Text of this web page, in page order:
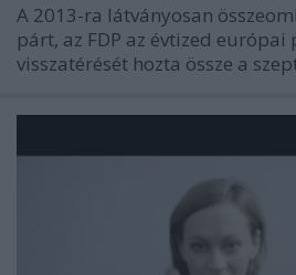
A 2013-ra látványosan
párt, az FDP az évtized
visszatérését hozta össze a